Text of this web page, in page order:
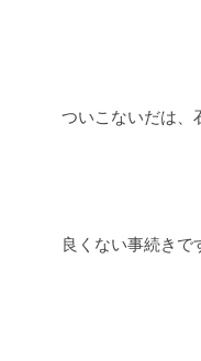
ついこないだは、
良くない事続きで